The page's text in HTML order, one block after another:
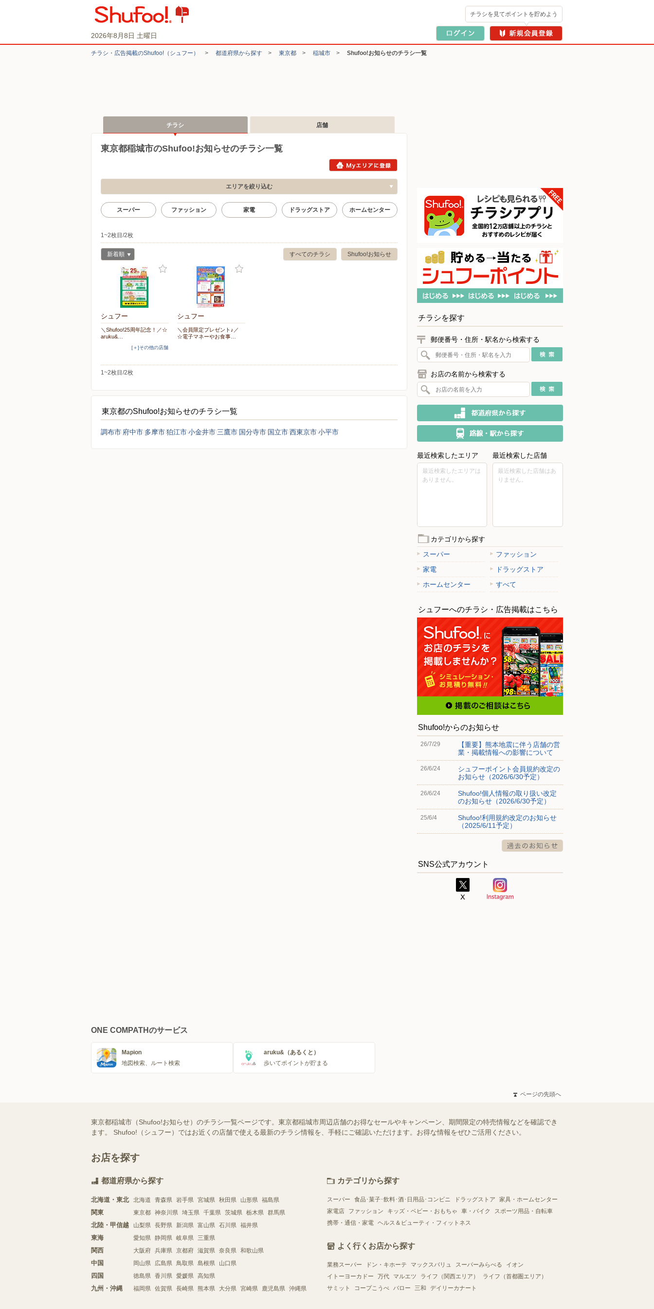
2026年8月8日 土曜日
チラシを見てポイントを貯めよう
チラシ・​広告掲載の​Shufoo!​（シュフー） > 都道府県から探す > 東京都 > 稲城市 > Shufoo!お知らせのチラシ一覧
チラシ 店舗
東京都稲城市のShufoo!お知らせのチラシ一覧
エリアを絞り込む
スーパー ファッション 家電 ドラッグストア ホームセンター
1~2枚目/2枚
Shufoo!お知らせ
すべてのチラシ
新着順
シュフー
＼Shufoo!25周年記念！／☆
aruku&…
[＋]その他の店舗
シュフー
＼会員限定プレゼント♪／
☆電子マネーやお食事…
1~2枚目/2枚
東京都のShufoo!お知らせのチラシ一覧
調布市 府中市 多摩市狛江市小金井市 三鷹市 国分寺市 国立市西東京市小平市
チラシを探す
郵便番号・住所・駅名から検索する
お店の名前から検索する
最近検索したエリア
最近検索したエリアは
ありません。
最近検索した店舗
最近検索した店舗はあ
りません。
カテゴリから探す
スーパー
ファッション
家電
ドラッグストア
ホームセンター
すべて
シュフーへのチラシ・広告掲載はこちら
Shufoo!からのお知らせ
26/7/29
【重要】熊本地震に伴う店舗の営
業・掲載情報への影響について
26/6/24
シュフーポイント会員規約改定の
お知らせ（2026/6/30予定）
26/6/24
Shufoo!個人情報の取り扱い改定
のお知らせ（2026/6/30予定）
25/6/4
Shufoo!利用規約改定のお知らせ
（2025/6/11予定）
SNS公式アカウント
ONE COMPATHのサービス
Mapion
地図検索、ルート検索
aruku&（あるくと）
歩いてポイントが貯まる
ページの先頭へ
東京都稲城市（Shufoo!お知らせ）のチラシ一覧ページです。東京都稲城市周辺店舗のお得なセールやキャンペーン、期間限定の特売情報などを確認でき
ます。 Shufoo!（シュフー）ではお近くの店舗で使える最新のチラシ情報を、手軽にご確認いただけます。お得な情報をぜひご活用ください。
お店を探す
都道府県から探す
北海道・東北 北海道 青森県 岩手県 宮城県 秋田県 山形県 福島県
関東 東京都 神奈川県 埼玉県 千葉県 茨城県 栃木県 群馬県
北陸・甲信越 山梨県 長野県 新潟県 富山県 石川県 福井県
東海 愛知県 静岡県 岐阜県 三重県
関西 大阪府 兵庫県 京都府 滋賀県 奈良県 和歌山県
中国 岡山県 広島県 鳥取県 島根県 山口県
四国 徳島県 香川県 愛媛県 高知県
九州・沖縄 福岡県 佐賀県 長崎県 熊本県 大分県 宮崎県 鹿児島県 沖縄県
カテゴリから探す
スーパー 食品･菓子･飲料･酒･日用品･コンビニ ドラッグストア
家具・ホームセンター
家電店
ファッション キッズ・ベビー・おもちゃ 車・バイク
スポーツ用品・自転車
携帯・通信・家電 ヘルス＆ビューティ・フィットネス
よく行くお店から探す
業務スーパー ドン・キホーテ マックスバリュ スーパーみらべる
イオン
イトーヨーカドー
万代 マルエツ ライフ（関西エリア）
ライフ（首都圏エリア）
サミット
コープこうべ バロー 三和 デイリーカナート